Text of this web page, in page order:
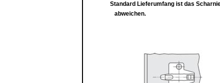
Standard Lieferumfang ist das
abweichen.